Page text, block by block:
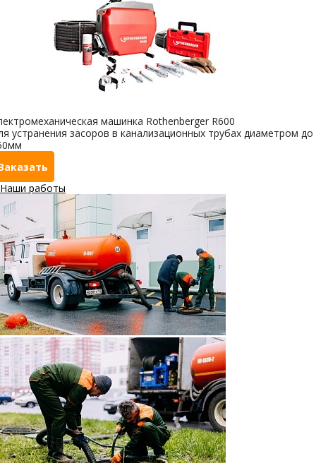
машинка Rothenberger R600
устранения засоров в канализационных трубах диаметром до
Наши работы